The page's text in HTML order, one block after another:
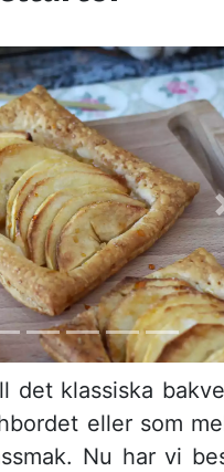
det klassiska
eller som
Nu har vi